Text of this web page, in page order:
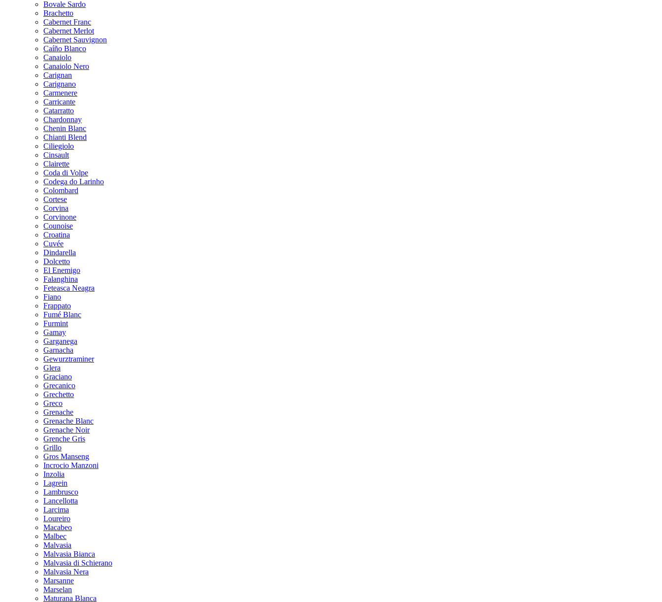
Bovale Sardo
Brachetto
Cabernet Franc
Cabernet Merlot
Cabernet Sauvignon
Caíño Blanco
Canaiolo
Canaiolo Nero
Carignan
Carignano
Carmenere
Carricante
Catarratto
Chardonnay
Chenin Blanc
Chianti Blend
Ciliegiolo
Cinsault
Clairette
Coda di Volpe
Codega do Larinho
Colombard
Cortese
Corvina
Corvinone
Counoise
Croatina
Cuvée
Dindarella
Dolcetto
El Enemigo
Falanghina
Feteasca Neagra
Fiano
Frappato
Fumé Blanc
Furmint
Gamay
Garganega
Garnacha
Gewurztraminer
Glera
Graciano
Grecanico
Grechetto
Greco
Grenache
Grenache Blanc
Grenache Noir
Grenche Gris
Grillo
Gros Manseng
Incrocio Manzoni
Inzolia
Lagrein
Lambrusco
Lancellotta
Larcima
Loureiro
Macabeo
Malbec
Malvasia
Malvasia Bianca
Malvasia di Schierano
Malvasia Nera
Marsanne
Marselan
Maturana Blanca